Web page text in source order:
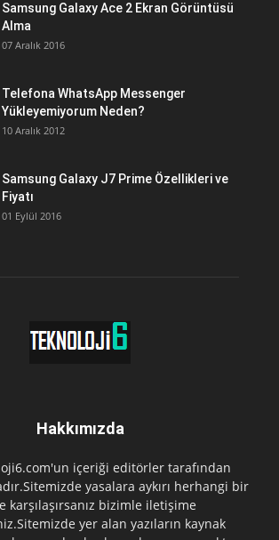
Samsung Galaxy Ace 2 Ekran Görüntüsü
Alma
07 Aralık 2016
Telefona WhatsApp Messenger
Yükleyemiyorum Neden?
10 Aralık 2012
Samsung Galaxy J7 Prime Özellikleri ve
Fiyatı
01 Eylül 2016
Hakkımızda
içeriği editörler tarafından
yasalara aykırı herhangi bir
karşılaşırsanız bizimle iletişime
yer alan yazıların kaynak